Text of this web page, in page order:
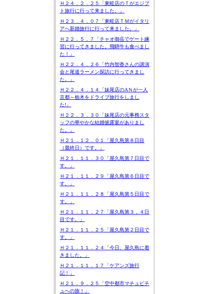
Ｈ２４．２．２５「東畦店のＴがエジプ
ト旅行に行って来ました。」
Ｈ２３．４．０７「東畦店ＴＭがイタリ
アへ新婚旅行に行って来ました。」
Ｈ２２．５．７「チャオ御岳でゲート練
習に行ってきました。飛騨牛も食べまし
た！」
Ｈ２２．４．２６「竹内智香さんの講演
会と尾道ラーメン探訪に行ってきまし
た。」
Ｈ２２．４．１４「妹尾店のAＮが一人
京都～栃木をドライブ旅行をしまし
た!」
Ｈ２２．３．３０「妹尾店の元事務スタ
ッフの華やかな結婚披露宴がありまし
た。」
Ｈ２１．１２．０１「屋久島第８日目
（最終日）です。」
Ｈ２１．１１．３０「屋久島第７日目で
す。」
Ｈ２１．１１．２９「屋久島第６日目で
す。」
Ｈ２１．１１．２８「屋久島第５日目で
す。」
Ｈ２１．１１．２７「屋久島第３，４日
目です。」
Ｈ２１．１１．２５「屋久島第２日目で
す。」
Ｈ２１．１１．２４「今日、屋久島に着
きました。」
Ｈ２１．１１．１７「ケアンズ旅行
記！」
Ｈ２１．９．２５「空中都市マチュピチ
ュへの旅！」